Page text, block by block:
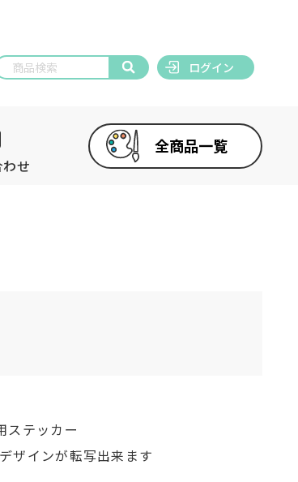
ログイン
せ
全商品一覧
ステッカー
ザインが転写出来ます